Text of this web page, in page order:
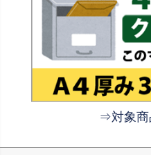
⇒対象商